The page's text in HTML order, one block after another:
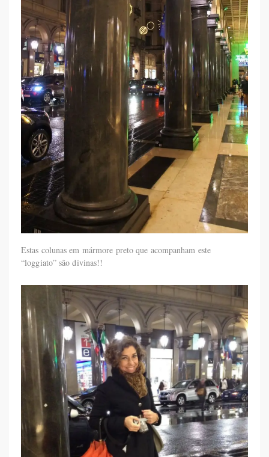
Estas colunas em mármore preto que acompanham este
“loggiato” são divinas!!